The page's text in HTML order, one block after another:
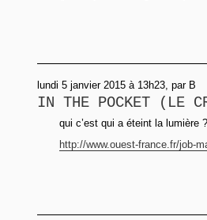
lundi 5 janvier 2015 à 13h23, par B
IN THE POCKET (LE
qui c’est qui a éteint la lumière ?
http://www.ouest-france.fr/job-